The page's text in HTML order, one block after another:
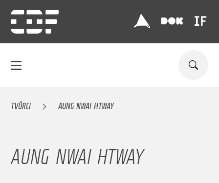
TVŮRCI AUNG NWAI HTWAY
AUNG NWAI HTWAY